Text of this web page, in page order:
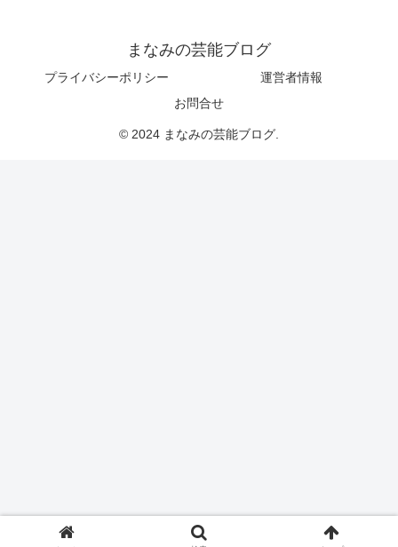
まなみの芸能ブログ
プライバシーポリシー
運営者情報
お問合せ
© 2024 まなみの芸能ブログ.